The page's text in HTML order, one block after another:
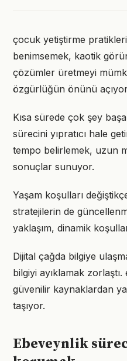
çocuk yetiştirme
benimsemek, kaotik
çözümler üretmeyi
özgürlüğün önünü
Kısa sürede çok şey
sürecini yıpratıcı hale
tempo belirlemek, uzun
sonuçlar sunuyor.
Yaşam koşulları
stratejilerin de
yaklaşım, dinamik
Dijital çağda bilgiye
bilgiyi ayıklamak
güvenilir kaynaklardan
taşıyor.
Ebeveynlik